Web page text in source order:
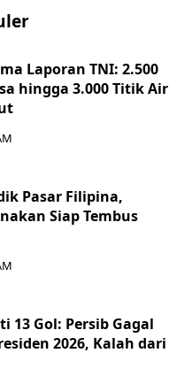
Laporan TNI: 2.500
hingga 3.000 Titik Air
Pasar Filipina,
Siap Tembus
13 Gol: Persib Gagal
2026, Kalah dari